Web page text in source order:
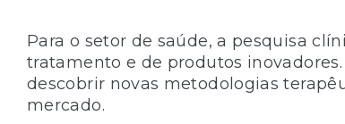
Para o setor de saúde, a pesquisa
tratamento e de produtos
descobrir novas metodologias
mercado.